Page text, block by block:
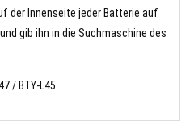
der Innenseite jeder Batterie auf
gib ihn in die Suchmaschine des
/ BTY-L45